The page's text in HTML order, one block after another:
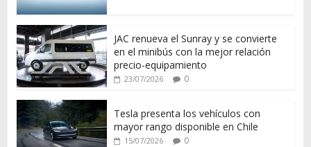
JAC renueva el Sunray y se convierte
en el minibús con la mejor relación
precio-equipamiento
23/07/2026 0
Tesla presenta los vehículos con
mayor rango disponible en Chile
15/07/2026 0